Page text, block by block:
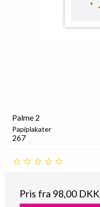
Palme 2
Papiplakater
267
Pris fra 98,00 DKK